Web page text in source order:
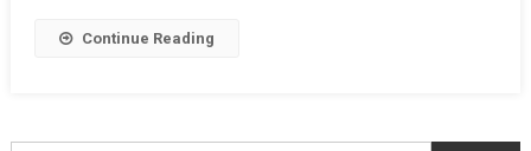
Continue Reading